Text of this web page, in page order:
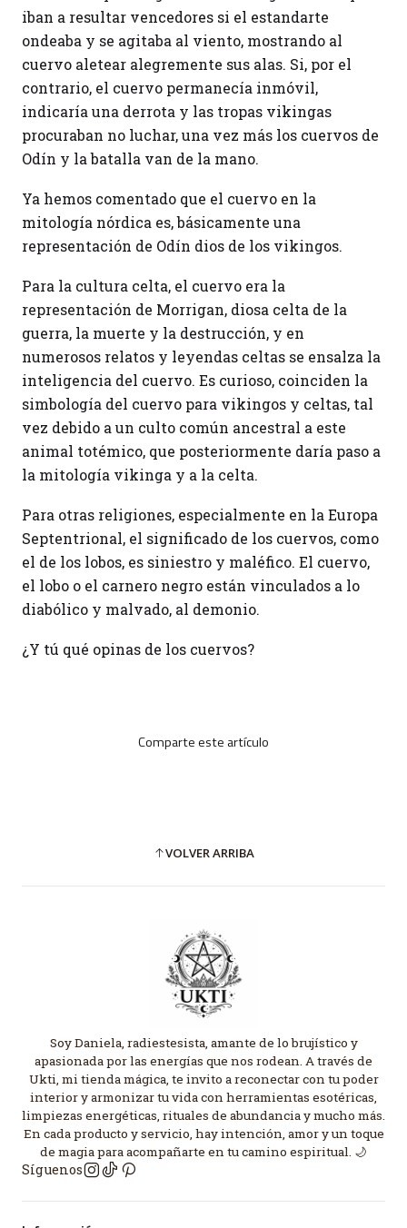
iban a resultar vencedores si el estandarte
ondeaba y se agitaba al viento, mostrando al
cuervo aletear alegremente sus alas. Si, por el
contrario, el cuervo permanecía inmóvil,
indicaría una derrota y las tropas vikingas
procuraban no luchar, una vez más los cuervos de
Odín y la batalla van de la mano.
Ya hemos comentado que el cuervo en la
mitología nórdica es, básicamente una
representación de Odín dios de los vikingos.
Para la cultura celta, el cuervo era la
representación de Morrigan, diosa celta de la
guerra, la muerte y la destrucción, y en
numerosos relatos y leyendas celtas se ensalza la
inteligencia del cuervo. Es curioso, coinciden la
simbología del cuervo para vikingos y celtas, tal
vez debido a un culto común ancestral a este
animal totémico, que posteriormente daría paso a
la mitología vikinga y a la celta.
Para otras religiones, especialmente en la Europa
Septentrional, el significado de los cuervos, como
el de los lobos, es siniestro y maléfico. El cuervo,
el lobo o el carnero negro están vinculados a lo
diabólico y malvado, al demonio.
¿Y tú qué opinas de los cuervos?
Comparte este artículo
VOLVER ARRIBA
Soy Daniela, radiestesista, amante de lo brujístico y
apasionada por las energías que nos rodean. A través de
Ukti, mi tienda mágica, te invito a reconectar con tu poder
interior y armonizar tu vida con herramientas esotéricas,
limpiezas energéticas, rituales de abundancia y mucho más.
En cada producto y servicio, hay intención, amor y un toque
de magia para acompañarte en tu camino espiritual. 🌙
Síguenos